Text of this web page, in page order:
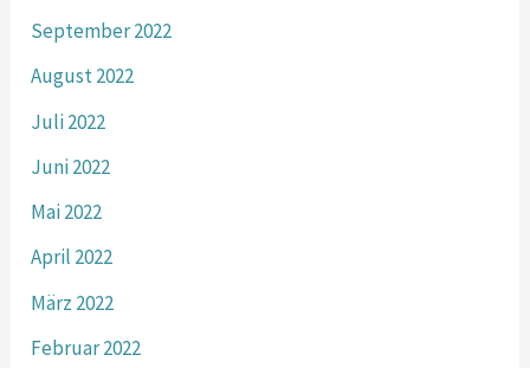
September 2022
August 2022
Juli 2022
Juni 2022
Mai 2022
April 2022
März 2022
Februar 2022